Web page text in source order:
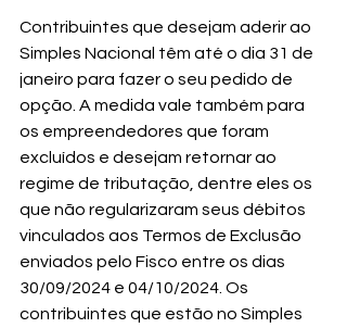
Contribuintes que desejam aderir ao
Simples Nacional têm até o dia 31 de
janeiro para fazer o seu pedido de
opção. A medida vale também para
os empreendedores que foram
excluídos e desejam retornar ao
regime de tributação, dentre eles os
que não regularizaram seus débitos
vinculados aos Termos de Exclusão
enviados pelo Fisco entre os dias
30/09/2024 e 04/10/2024. Os
contribuintes que estão no Simples